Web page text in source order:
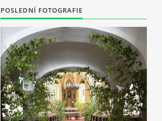
POSLEDNÍ FOTOGRAFIE